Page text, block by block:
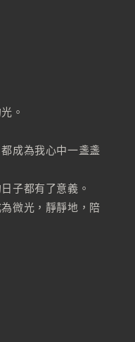
。
成為我心中一盞盞
子都有了意義。
微光，靜靜地，陪